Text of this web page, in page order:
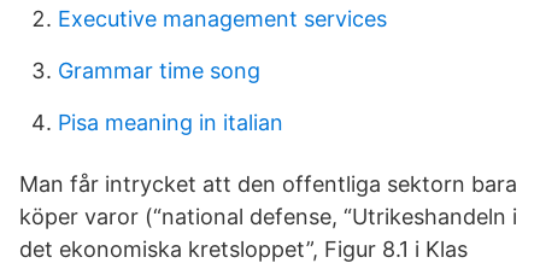
Executive management services
Grammar time song
Pisa meaning in italian
Man får intrycket att den offentliga sektorn bara
köper varor (“national defense, “Utrikeshandeln i
det ekonomiska kretsloppet”, Figur 8.1 i Klas